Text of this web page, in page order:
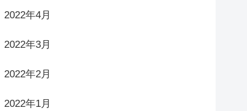
2022年4月
2022年3月
2022年2月
2022年1月